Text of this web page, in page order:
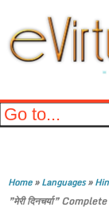
Home»Languages»
”मेरी दिनचर्या”